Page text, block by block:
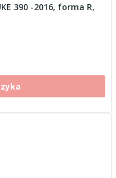
390 -2016, forma R,